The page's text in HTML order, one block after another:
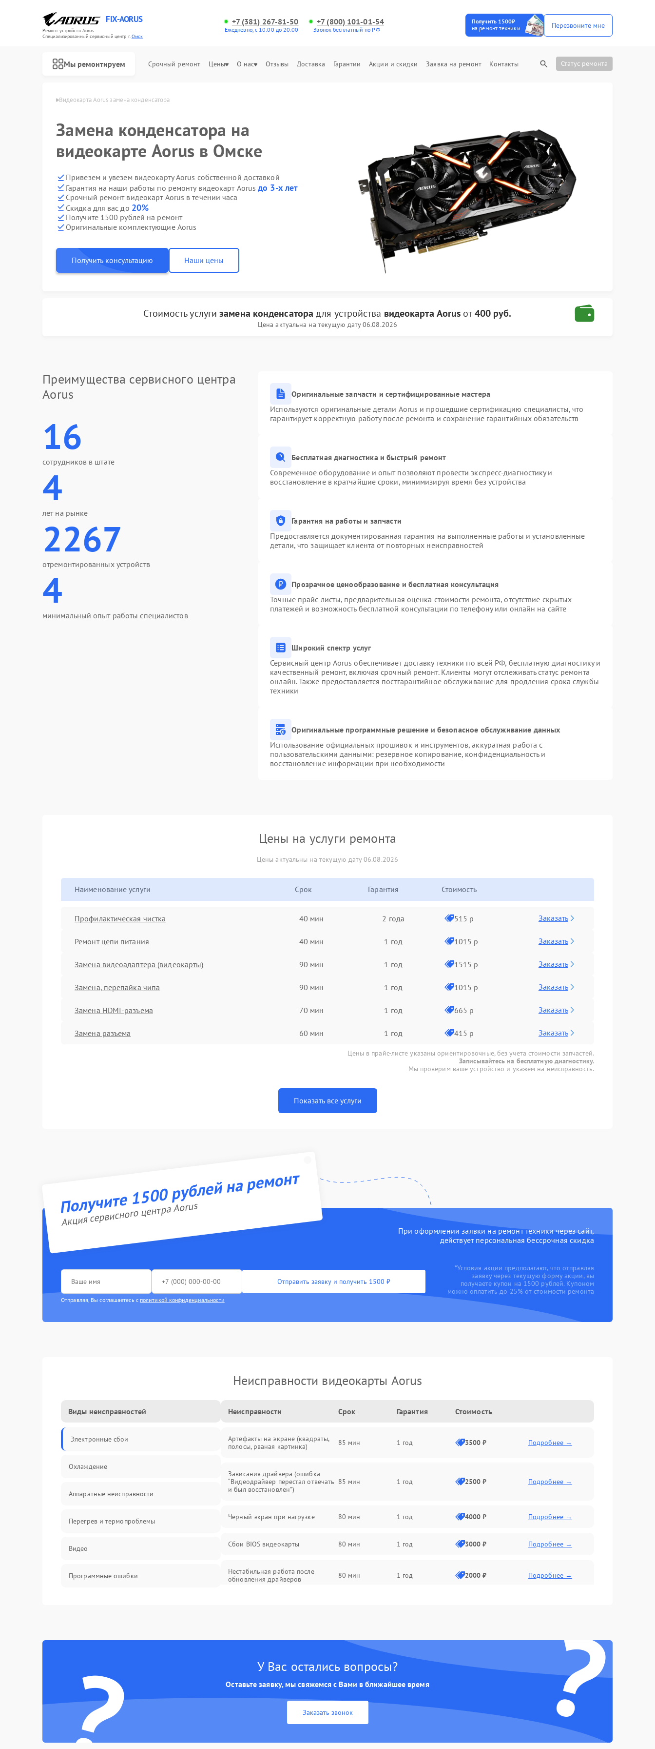
FIX-AORUS
Ремонт устройств Aorus
Специализированный cервисный центр г.Омск
+7 (381) 267-81-50
Ежедневно, с 10:00 до 20:00
+7 (800) 101-01-54
Звонок бесплатный по РФ
Получить 1500₽
на ремонт техники
Перезвоните мне
Мы ремонтируем Срочный ремонт Цены О нас Отзывы Доставка Гарантии Акции и скидки Заявка на ремонт Контакты Статус ремонта
Видеокарта Aorus замена конденсатора
Замена конденсатора на
видеокарте Aorus в Омске
Привезем и увезем видеокарту Aorus собственной доставкой
Гарантия на наши работы по ремонту видеокарт Aorusдо 3-х лет
Срочный ремонт видеокарт Aorus в течении часа
Скидка для вас до 20%
Получите 1500 рублей на ремонт
Оригинальные комплектующие Aorus
Получить консультацию Наши цены
Стоимость услугизамена конденсатора для устройства видеокарта Aorus от400 руб.
Цена актуальна на текущую дату 06.08.2026
Преимущества сервисного центра
Aorus
16
сотрудников в штате
4
лет на рынке
2267
отремонтированных устройств
4
минимальный опыт работы специалистов
Оригинальные запчасти и сертифицированные мастера
Используются оригинальные детали Aorus и прошедшие сертификацию специалисты, что
гарантирует корректную работу после ремонта и сохранение гарантийных обязательств
Бесплатная диагностика и быстрый ремонт
Современное оборудование и опыт позволяют провести экспресс-диагностику и
восстановление в кратчайшие сроки, минимизируя время без устройства
Гарантия на работы и запчасти
Предоставляется документированная гарантия на выполненные работы и установленные
детали, что защищает клиента от повторных неисправностей
Прозрачное ценообразование и бесплатная консультация
Точные прайс-листы, предварительная оценка стоимости ремонта, отсутствие скрытых
платежей и возможность бесплатной консультации по телефону или онлайн на сайте
Широкий спектр услуг
Сервисный центр Aorus обеспечивает доставку техники по всей РФ, бесплатную диагностику и
качественный ремонт, включая срочный ремонт. Клиенты могут отслеживать статус ремонта
онлайн. Также предоставляется постгарантийное обслуживание для продления срока службы
техники
Оригинальные программные решение и безопасное обслуживание данных
Использование официальных прошивок и инструментов, аккуратная работа с
пользовательскими данными: резервное копирование, конфиденциальность и
восстановление информации при необходимости
Цены на услуги ремонта
Цены актуальны на текущую дату 06.08.2026
Наименование услуги Срок Гарантия Стоимость
Профилактическая чистка 40 мин 2 года 515 р Заказать
Ремонт цепи питания 40 мин 1 год 1015 р Заказать
Замена видеоадаптера (видеокарты) 90 мин 1 год 1515 р Заказать
Замена, перепайка чипа 90 мин 1 год 1015 р Заказать
Замена HDMI-разъема 70 мин 1 год 665 р Заказать
Замена разъема 60 мин 1 год 415 р Заказать
Цены в прайс-листе указаны ориентировочные, без учета стоимости запчастей.
Записывайтесь на бесплатную диагностику.
Мы проверим ваше устройство и укажем на неисправность.
Показать все услуги
Получите 1500 рублей на ремонт
Акция сервисного центра Aorus
При оформлении заявки на ремонт техники через сайт,
действует персональная бессрочная скидка
Отправить заявку и получить 1500 ₽
Отправляя, Вы соглашаетесь с политикой конфиденциальности
*Условия акции предполагают, что отправляя
заявку через текущую форму акции, вы
получаете купон на 1500 рублей. Купоном
можно оплатить до 25% от стоимости ремонта
Неисправности видеокарты Aorus
Виды неисправностей
Электронные сбои
Охлаждение
Аппаратные неисправности
Перегрев и термопроблемы
Видео
Программные ошибки
Питание
Электронные компоненты
Неисправности Срок Гарантия Стоимость
Артефакты на экране (квадраты,
полосы, рваная картинка)
85 мин 1 год 3500 ₽ Подробнее →
Зависания драйвера (ошибка
“Видеодрайвер перестал отвечать
и был восстановлен”)
85 мин 1 год 2500 ₽ Подробнее →
Черный экран при нагрузке 80 мин 1 год 4000 ₽ Подробнее →
Сбои BIOS видеокарты 80 мин 1 год 3000 ₽ Подробнее →
Нестабильная работа после
обновления драйверов
80 мин 1 год 2000 ₽ Подробнее →
? ?
У Вас остались вопросы?
Оставьте заявку, мы свяжемся с Вами в ближайшее время
Заказать звонок